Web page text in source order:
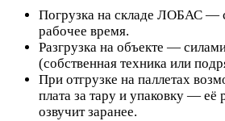
Погрузка на складе ЛОБАС —
рабочее время.
Разгрузка на объекте —
(собственная техника или
При отгрузке на паллетах
плата за тару и упаковку — её
озвучит заранее.